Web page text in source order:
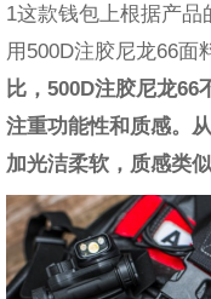
1这款钱包上根据产
用500D注胶尼龙66面
比，500D注胶尼龙
注重功能性和质感。
加光洁柔软，质感类